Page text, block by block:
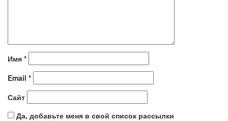
Имя *
Email *
Сайт
Да, добавьте меня в свой список рассылки